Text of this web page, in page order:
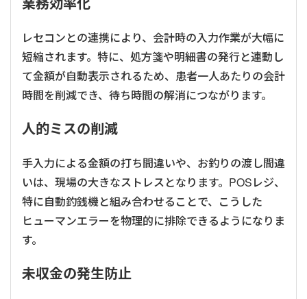
レセコンとの連携により、会計時の入力作業が大幅に
短縮されます。特に、処方箋や明細書の発行と連動し
て金額が自動表示されるため、患者一人あたりの会計
時間を削減でき、待ち時間の解消につながります。
人的ミスの削減
手入力による金額の打ち間違いや、お釣りの渡し間違
いは、現場の大きなストレスとなります。POSレジ、
特に自動釣銭機と組み合わせることで、こうした
ヒューマンエラーを物理的に排除できるようになりま
す。
未収金の発生防止